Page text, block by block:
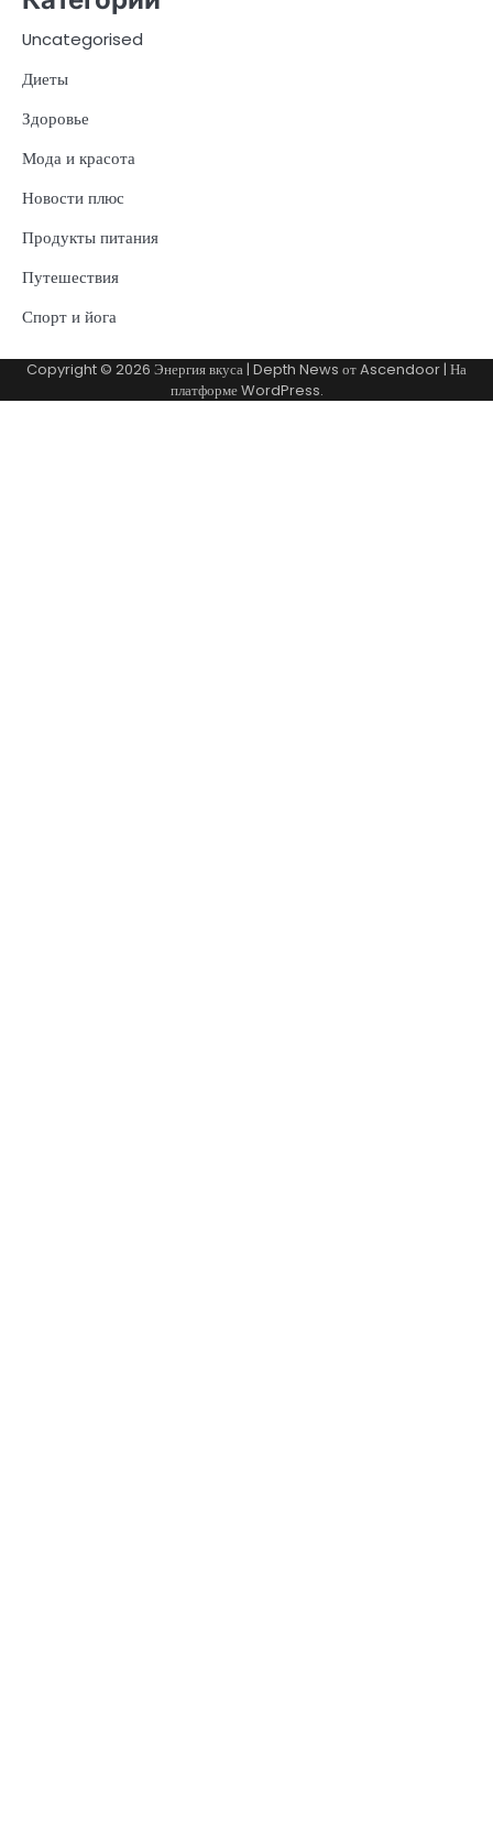
Uncategorised
Диеты
Здоровье
Мода и красота
Новости плюс
Продукты питания
Путешествия
Спорт и йога
Copyright © 2026 Энергия вкуса| Depth News отAscendoor| На
платформеWordPress.